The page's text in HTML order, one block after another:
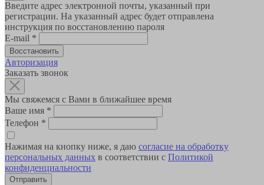
Введите адрес электронной почты, указанный при
регистрации. На указанный адрес будет отправлена
инструкция по восстановлению пароля
E-mail *
Авторизация
Заказать звонок
Мы свяжемся с Вами в ближайшее время
Ваше имя *
Телефон *
Нажимая на кнопку ниже, я даю согласие на обработку
персональных данных в соответствии с Политикой
конфиденциальности